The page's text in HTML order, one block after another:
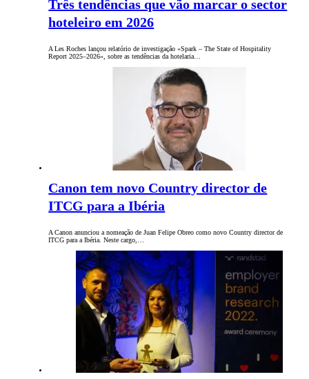
Três tendências que vão marcar o sector
hoteleiro em 2026
A Les Roches lançou relatório de investigação «Spark – The State of Hospitality
Report 2025–2026», sobre as tendências da hotelaria…
Canon tem novo Country director de
ITCG para a Ibéria
A Canon anunciou a nomeação de Juan Felipe Obreo como novo Country director de
ITCG para a Ibéria. Neste cargo,…